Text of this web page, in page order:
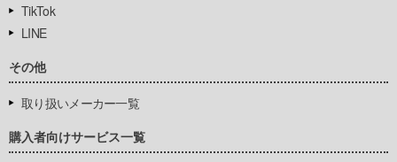
TikTok
LINE
その他
取り扱いメーカー一覧
購入者向けサービス一覧